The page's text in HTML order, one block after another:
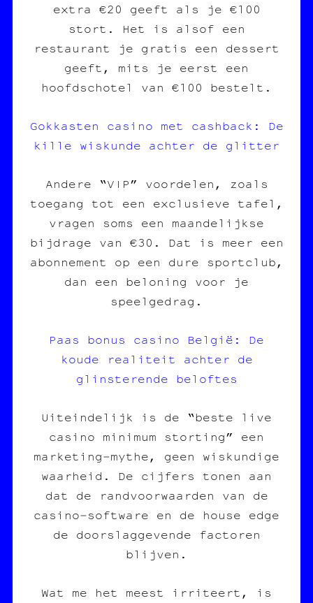
extra €20 geeft als je €100
stort. Het is alsof een
restaurant je gratis een dessert
geeft, mits je eerst een
hoofdschotel van €100 bestelt.
Gokkasten casino met cashback: De
kille wiskunde achter de glitter
Andere “VIP” voordelen, zoals
toegang tot een exclusieve tafel,
vragen soms een maandelijkse
bijdrage van €30. Dat is meer een
abonnement op een dure sportclub,
dan een beloning voor je
speelgedrag.
Paas bonus casino België: De
koude realiteit achter de
glinsterende beloftes
Uiteindelijk is de “beste live
casino minimum storting” een
marketing‑mythe, geen wiskundige
waarheid. De cijfers tonen aan
dat de randvoorwaarden van de
casino‑software en de house edge
de doorslaggevende factoren
blijven.
Wat me het meest irriteert, is